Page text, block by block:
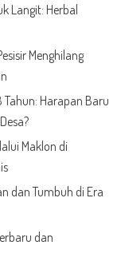
Langit: Herbal
Menghilang
Harapan Baru
Maklon di
dan Tumbuh di Era
dan